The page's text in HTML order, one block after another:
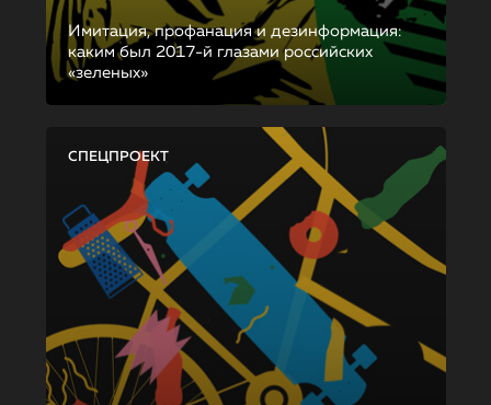
Имитация, профанация и дезинформация:
каким был 2017-й глазами российских
«зеленых»
СПЕЦПРОЕКТ